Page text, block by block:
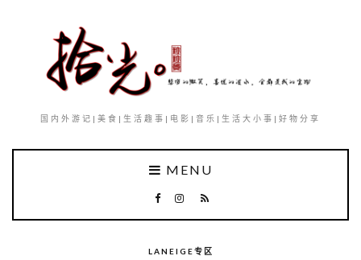
国内外游记|美食|生活趣事|电影|音乐|生活大小事|好物分享
MENU
LANEIGE专区